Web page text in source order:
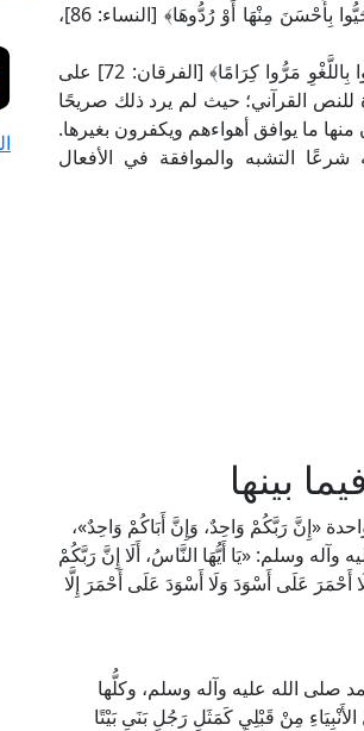
المسلم في المجاملة وإلقاء التحية وردها؛ قال تعالى: ﴿وَإِذَا حُيِّيتُمْ بِتَحِيَّةٍ فَحَيُّوا بِأَحْسَنَ مِنْهَا أَوْ رُدُّوهَا﴾ [النساء: 86]،
أما ما استشهد به هؤلاء من قوله تعالى: ﴿وَالَّذِينَ لَا يَشْهَدُونَ الزُّورَ وَإِذَا مَرُّوا بِاللَّغْوِ مَرُّوا كِرَامًا﴾ [الفرقان: 72] على
للنص القرآني؛ حيث لم يرد ذلك صريحًا
ما يوافق أهواءهم ويكفرون بغيرها.
التشبه والموافقة في الأفعال
بينها
«إِنَّ رَبَّكُمْ وَاحِدٌ، وَإِنَّ أَبَاكُمْ وَاحِدٌ»،
وسلم: «يَا أَيُّهَا النَّاسُ، أَلَا إِنَّ رَبَّكُمْ
عَلَى أَسْوَدَ وَلَا أَسْوَدَ عَلَى أَحْمَرَ إِلَّا
صلى الله عليه وآله وسلم، وكلُّها
مِنْ قَبْلِي كَمَثَلِ رَجُلٍ بَنَى بَيْتًا